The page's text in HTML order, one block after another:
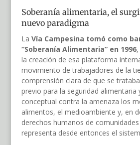
Soberanía alimentaria, el
nuevo paradigma
La Vía Campesina tomó como
“Soberanía Alimentaria” en 1996,
la creación de esa plataforma
movimiento de trabajadores de la
comprensión clara de que se
previo para la seguridad alimentaria
conceptual contra la amenaza los
alimentos, el medioambiente y, en
derechos humanos de
representa desde entonces el